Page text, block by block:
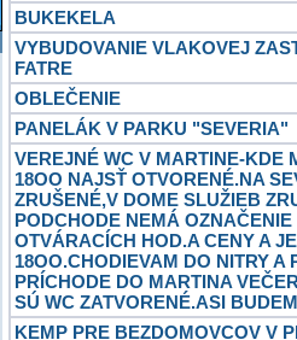
BUKEKELA
VYBUDOVANIE VLAKOVEJ
FATRE
OBLEČENIE
PANELÁK V PARKU "SEVERIA"
VEREJNÉ WC V MARTINE-KDE
18OO NAJSŤ OTVORENÉ.NA
ZRUŠENÉ,V DOME SLUŽIEB
PODCHODE NEMÁ OZNAČENIE
OTVÁRACÍCH HOD.A CENY A
18OO.CHODIEVAM DO NITRY A
PRÍCHODE DO MARTINA
SÚ WC ZATVORENÉ.ASI
KEMP PRE BEZDOMOVCOV V